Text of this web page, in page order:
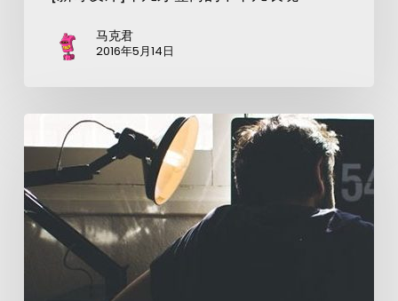
马克君
2016年5月14日